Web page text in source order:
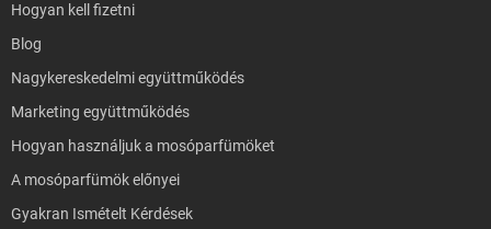
Hogyan kell fizetni
Blog
Nagykereskedelmi együttműködés
Marketing együttműködés
Hogyan használjuk a mosóparfümöket
A mosóparfümök előnyei
Gyakran Ismételt Kérdések